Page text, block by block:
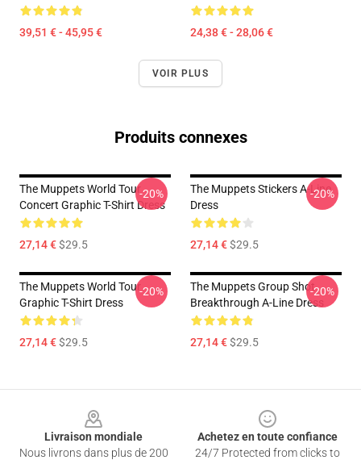
39,51 € - 45,95 € 24,38 € - 28,06 €
VOIR PLUS
Produits connexes
The Muppets World Tour
Concert Graphic T-Shirt Dress
27,14 €$29.5
-20%
The Muppets Stickers A-Line
Dress
27,14 €$29.5
-20%
The Muppets World Tour
Graphic T-Shirt Dress
27,14 €$29.5
-20%
The Muppets Group Shot
Breakthrough A-Line Dress
27,14 €$29.5
-20%
Livraison mondiale
Nous livrons dans plus de 200
Achetez en toute confiance
24/7 Protected from clicks to